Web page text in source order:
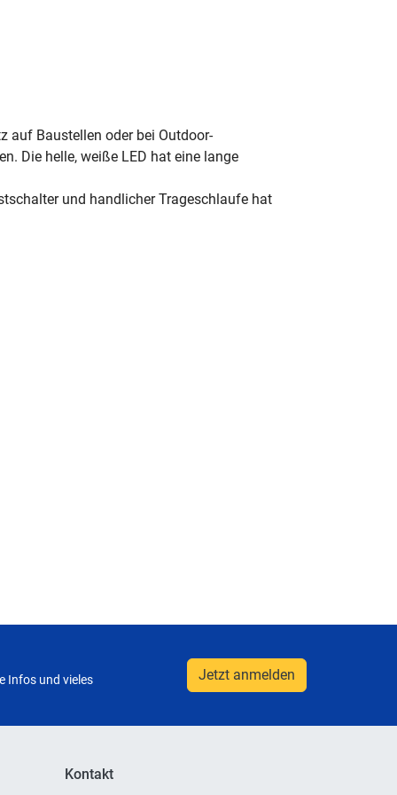
auf Baustellen oder bei Outdoor-
Die helle, weiße LED hat eine lange
und handlicher Trageschlaufe hat
Infos und vieles Jetzt anmelden
Kontakt